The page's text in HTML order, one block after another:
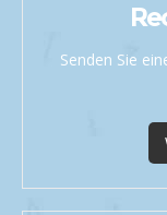
Senden Sie